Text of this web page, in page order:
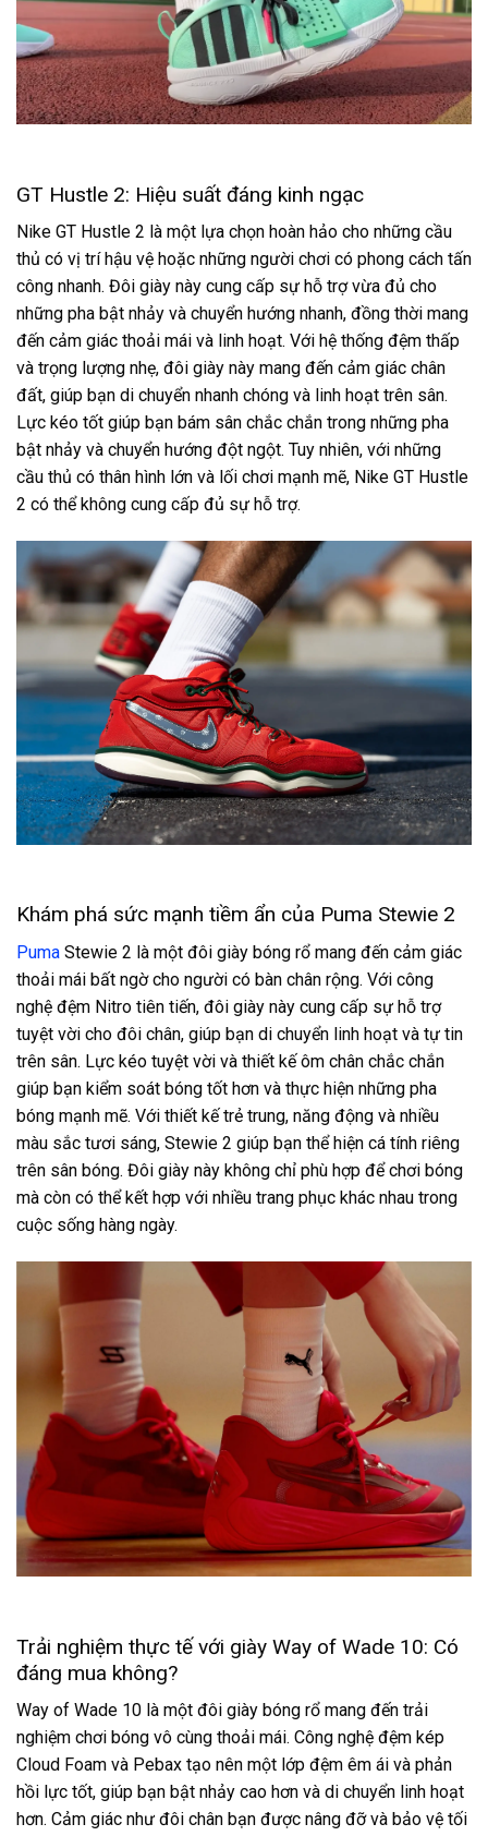
GT Hustle 2: Hiệu suất đáng kinh ngạc
Nike GT Hustle 2 là một lựa chọn hoàn hảo cho những cầu
thủ có vị trí hậu vệ hoặc những người chơi có phong cách tấn
công nhanh. Đôi giày này cung cấp sự hỗ trợ vừa đủ cho
những pha bật nhảy và chuyển hướng nhanh, đồng thời mang
đến cảm giác thoải mái và linh hoạt. Với hệ thống đệm thấp
và trọng lượng nhẹ, đôi giày này mang đến cảm giác chân
đất, giúp bạn di chuyển nhanh chóng và linh hoạt trên sân.
Lực kéo tốt giúp bạn bám sân chắc chắn trong những pha
bật nhảy và chuyển hướng đột ngột. Tuy nhiên, với những
cầu thủ có thân hình lớn và lối chơi mạnh mẽ, Nike GT Hustle
2 có thể không cung cấp đủ sự hỗ trợ.
Khám phá sức mạnh tiềm ẩn của Puma Stewie 2
Puma Stewie 2 là một đôi giày bóng rổ mang đến cảm giác
thoải mái bất ngờ cho người có bàn chân rộng. Với công
nghệ đệm Nitro tiên tiến, đôi giày này cung cấp sự hỗ trợ
tuyệt vời cho đôi chân, giúp bạn di chuyển linh hoạt và tự tin
trên sân. Lực kéo tuyệt vời và thiết kế ôm chân chắc chắn
giúp bạn kiểm soát bóng tốt hơn và thực hiện những pha
bóng mạnh mẽ. Với thiết kế trẻ trung, năng động và nhiều
màu sắc tươi sáng, Stewie 2 giúp bạn thể hiện cá tính riêng
trên sân bóng. Đôi giày này không chỉ phù hợp để chơi bóng
mà còn có thể kết hợp với nhiều trang phục khác nhau trong
cuộc sống hàng ngày.
Trải nghiệm thực tế với giày Way of Wade 10: Có
đáng mua không?
Way of Wade 10 là một đôi giày bóng rổ mang đến trải
nghiệm chơi bóng vô cùng thoải mái. Công nghệ đệm kép
Cloud Foam và Pebax tạo nên một lớp đệm êm ái và phản
hồi lực tốt, giúp bạn bật nhảy cao hơn và di chuyển linh hoạt
hơn. Cảm giác như đôi chân bạn được nâng đỡ và bảo vệ tối